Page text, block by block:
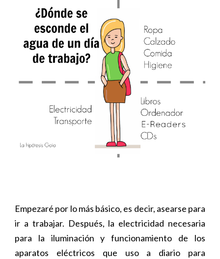
Empezaré por lo más básico, es decir, asearse para
ir a trabajar. Después, la electricidad necesaria
para la iluminación y funcionamiento de los
aparatos eléctricos que uso a diario para